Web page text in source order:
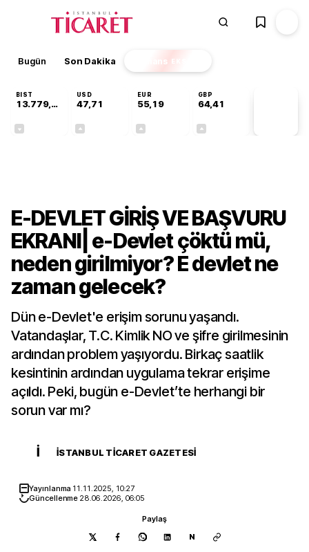
Bugün Son Dakika Finans EKSTRA
BIST
13.779,39
USD
47,71
EUR
55,19
GBP
64,41
E-DEVLET GİRİŞ VE BAŞVURU
EKRANI| e-Devlet çöktü mü,
neden girilmiyor? E devlet ne
zaman gelecek?
Dün e-Devlet'e erişim sorunu yaşandı.
Vatandaşlar, T.C. Kimlik NO ve şifre girilmesinin
ardından problem yaşıyordu. Birkaç saatlik
kesintinin ardından uygulama tekrar erişime
açıldı. Peki, bugün e-Devlet’te herhangi bir
sorun var mı?
İ İSTANBUL TICARET GAZETESI
Yayınlanma 11.11.2025, 10:27
Güncellenme 28.06.2026, 06:05
Paylaş
N